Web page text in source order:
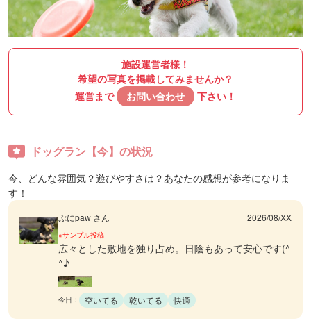
施設運営者様！
希望の写真を掲載してみませんか？
運営まで
お問い合わせ 下さい！
ドッグラン【今】の状況
今、どんな雰囲気？遊びやすさは？あなたの感想が参考になりま
す！
ぷにpaw さん 2026/08/XX
※サンプル投稿
広々とした敷地を独り占め。日陰もあって安心です(^
^♪
今日： 空いてる 乾いてる 快適